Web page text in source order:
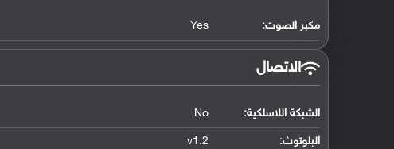
مكبر الصوت: Yes
الاتصال
الشبكة اللاسلكية: No
البلوتوث:
v1.2